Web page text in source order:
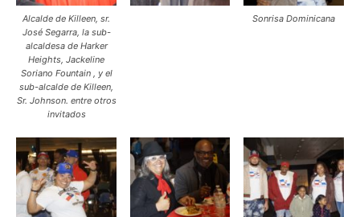
Alcalde de Killeen, sr.
José Segarra, la sub-
alcaldesa de Harker
Heights, Jackeline
Soriano Fountain , y el
sub-alcalde de Killeen,
Sr. Johnson. entre otros
invitados
Sonrisa Dominicana